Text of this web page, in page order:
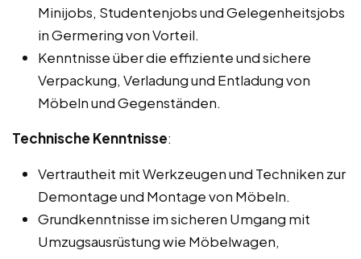
Minijobs, Studentenjobs und Gelegenheitsjobs
in Germering von Vorteil.
Kenntnisse über die effiziente und sichere
Verpackung, Verladung und Entladung von
Möbeln und Gegenständen.
Technische Kenntnisse:
Vertrautheit mit Werkzeugen und Techniken zur
Demontage und Montage von Möbeln.
Grundkenntnisse im sicheren Umgang mit
Umzugsausrüstung wie Möbelwagen,